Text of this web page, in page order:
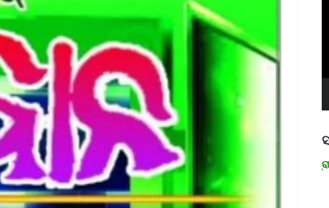
ମନେ ପଡନ୍ତି: ସ୍ୱାଧୀନତା ସଂଗ୍ରାମୀ